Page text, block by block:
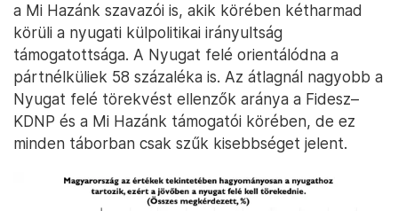
a Mi Hazánk szavazói is, akik körében kétharmad
körüli a nyugati külpolitikai irányultság
támogatottsága. A Nyugat felé orientálódna a
pártnélküliek 58 százaléka is. Az átlagnál nagyobb a
Nyugat felé törekvést ellenzők aránya a Fidesz–
KDNP és a Mi Hazánk támogatói körében, de ez
minden táborban csak szűk kisebbséget jelent.